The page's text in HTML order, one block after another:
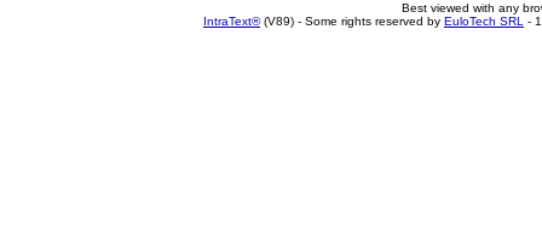
Best viewed with any
IntraText®(V89) - Some rights reserved by EuloTech SRL -